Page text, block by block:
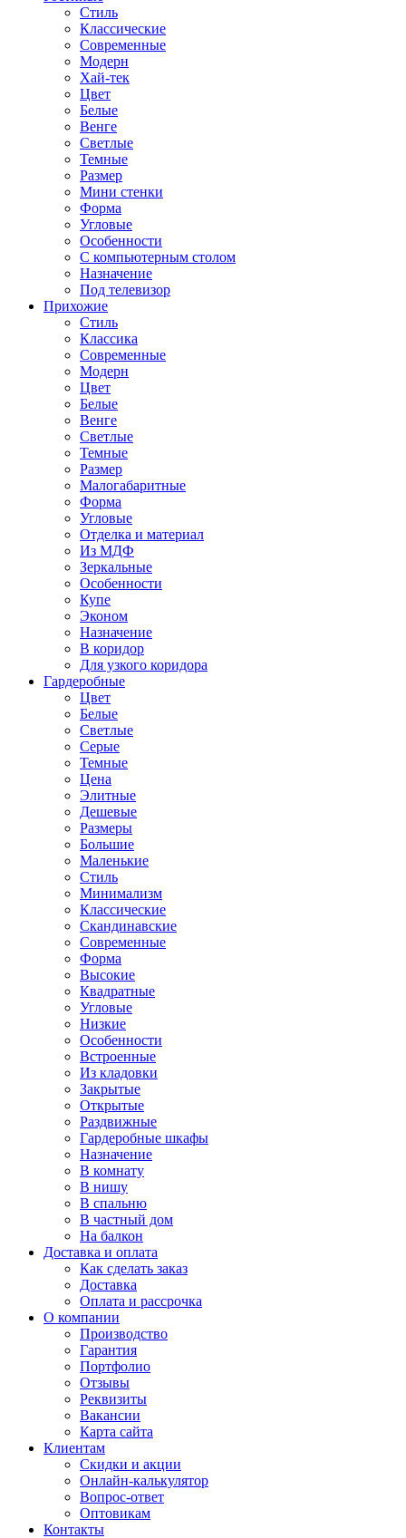
Стиль
Классические
Современные
Модерн
Хай-тек
Цвет
Белые
Венге
Светлые
Темные
Размер
Мини стенки
Форма
Угловые
Особенности
С компьютерным столом
Назначение
Под телевизор
Прихожие
Стиль
Классика
Современные
Модерн
Цвет
Белые
Венге
Светлые
Темные
Размер
Малогабаритные
Форма
Угловые
Отделка и материал
Из МДФ
Зеркальные
Особенности
Купе
Эконом
Назначение
В коридор
Для узкого коридора
Гардеробные
Цвет
Белые
Светлые
Серые
Темные
Цена
Элитные
Дешевые
Размеры
Большие
Маленькие
Стиль
Минимализм
Классические
Скандинавские
Современные
Форма
Высокие
Квадратные
Угловые
Низкие
Особенности
Встроенные
Из кладовки
Закрытые
Открытые
Раздвижные
Гардеробные шкафы
Назначение
В комнату
В нишу
В спальню
В частный дом
На балкон
Доставка и оплата
Как сделать заказ
Доставка
Оплата и рассрочка
О компании
Производство
Гарантия
Портфолио
Отзывы
Реквизиты
Вакансии
Карта сайта
Клиентам
Скидки и акции
Онлайн-калькулятор
Вопрос-ответ
Оптовикам
Контакты